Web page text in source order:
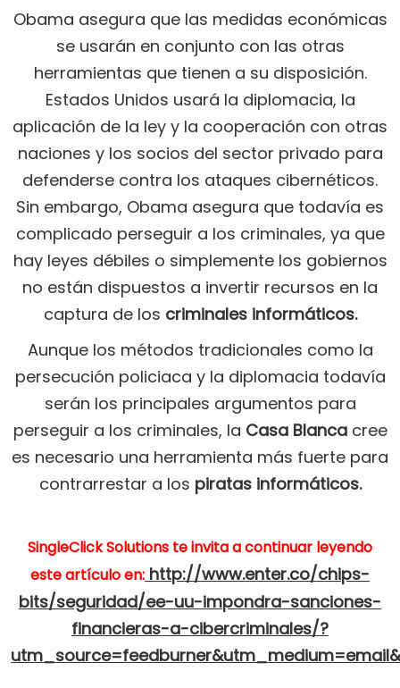
Obama asegura que las medidas económicas
se usarán en conjunto con las otras
herramientas que tienen a su disposición.
Estados Unidos usará la diplomacia, la
aplicación de la ley y la cooperación con otras
naciones y los socios del sector privado para
defenderse contra los ataques cibernéticos.
Sin embargo, Obama asegura que todavía es
complicado perseguir a los criminales, ya que
hay leyes débiles o simplemente los gobiernos
no están dispuestos a invertir recursos en la
captura de los criminales informáticos.
Aunque los métodos tradicionales como la
persecución policiaca y la diplomacia todavía
serán los principales argumentos para
perseguir a los criminales, la Casa Blancacree
es necesario una herramienta más fuerte para
contrarrestar a los piratas informáticos.
SingleClick Solutions te invita a continuar leyendo
este artículo en: http://www.enter.co/chips-
bits/seguridad/ee-uu-impondra-sanciones-
financieras-a-cibercriminales/?